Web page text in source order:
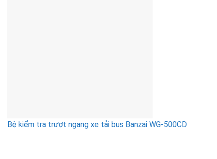
Bệ kiểm tra trượt ngang xe tải bus Banzai WG-500CD